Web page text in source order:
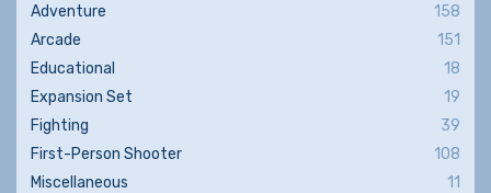
Adventure
158
Arcade
151
Educational
18
Expansion Set
19
Fighting
39
First-Person Shooter
108
Miscellaneous
11